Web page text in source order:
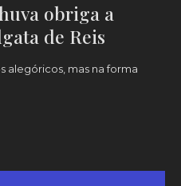
obriga a
de Reis
alegóricos, mas na forma